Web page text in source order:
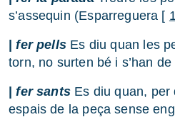
s’assequin (Esparreguera [
|fer pells Es diu quan les
torn, no surten bé i s’han
|fer sants Es diu quan, per
espais de la peça sense